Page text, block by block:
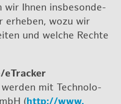
wir Ihnen ins­be­son­de­
er­he­ben, wozu wir
und wel­che Rech­te
eTra­cker
mit Tech­no­lo­
(http://​www.​